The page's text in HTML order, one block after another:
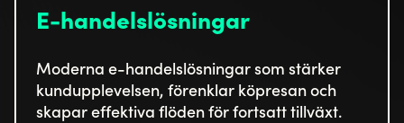
E-handelslösningar
Moderna e-handelslösningar som stärker
kundupplevelsen, förenklar köpresan och
skapar effektiva flöden för fortsatt tillväxt.